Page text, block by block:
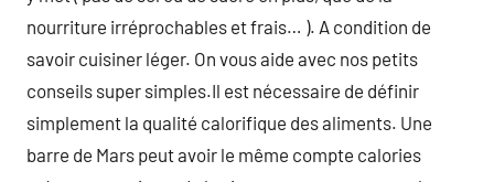
nourriture irréprochables et frais… ). A condition de
savoir cuisiner léger. On vous aide avec nos petits
conseils super simples.Il est nécessaire de définir
simplement la qualité calorifique des aliments. Une
barre de Mars peut avoir le même compte calories